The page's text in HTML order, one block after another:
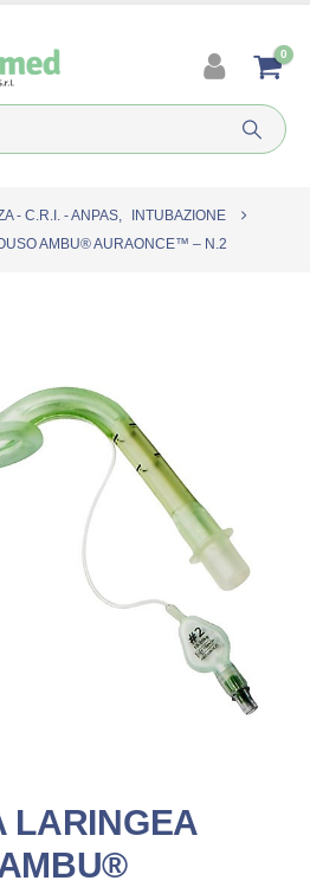
0
- C.R.I. - ANPAS,
INTUBAZIONE
AMBU® AURAONCE™ – N.2
LARINGEA